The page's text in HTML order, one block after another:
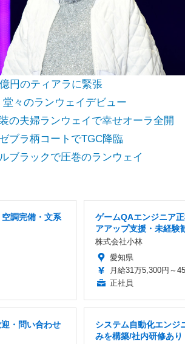
円のティアラに緊張
堂々のランウェイデビュー
の夫婦ランウェイで幸せオーラ全開
ブラ柄コートでTGC降臨
ブラックで圧巻のランウェイ
調完備・文系
ゲームQAエンジニア
アアップ支援・未経験
株式会社小林
愛知県
月給31万5,300円～
正社員
・問い合わせ
システム自動化エンジ
みを構築/社内研修あり